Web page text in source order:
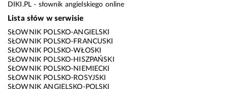
DIKI.PL - słownik angielskiego online
Lista słów w serwisie
SŁOWNIK POLSKO-ANGIELSKI
SŁOWNIK POLSKO-FRANCUSKI
SŁOWNIK POLSKO-WŁOSKI
SŁOWNIK POLSKO-HISZPAŃSKI
SŁOWNIK POLSKO-NIEMIECKI
SŁOWNIK POLSKO-ROSYJSKI
SŁOWNIK ANGIELSKO-POLSKI